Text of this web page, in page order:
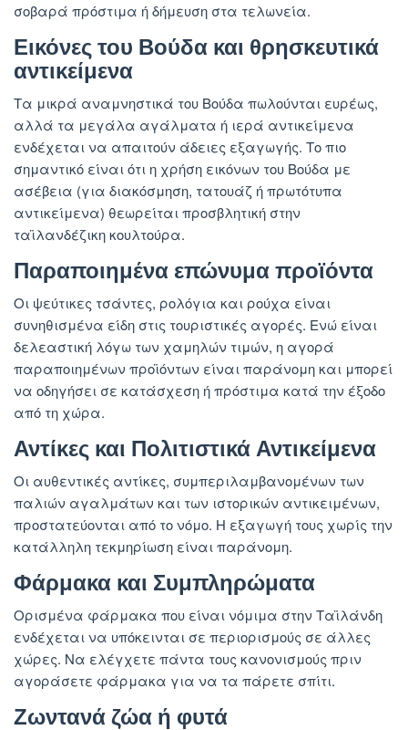
σοβαρά πρόστιμα ή δήμευση στα τελωνεία.
Εικόνες του Βούδα και θρησκευτικά
αντικείμενα
Τα μικρά αναμνηστικά του Βούδα πωλούνται ευρέως,
αλλά τα μεγάλα αγάλματα ή ιερά αντικείμενα
ενδέχεται να απαιτούν άδειες εξαγωγής. Το πιο
σημαντικό είναι ότι η χρήση εικόνων του Βούδα με
ασέβεια (για διακόσμηση, τατουάζ ή πρωτότυπα
αντικείμενα) θεωρείται προσβλητική στην
ταϊλανδέζικη κουλτούρα.
Παραποιημένα επώνυμα προϊόντα
Οι ψεύτικες τσάντες, ρολόγια και ρούχα είναι
συνηθισμένα είδη στις τουριστικές αγορές. Ενώ είναι
δελεαστική λόγω των χαμηλών τιμών, η αγορά
παραποιημένων προϊόντων είναι παράνομη και μπορεί
να οδηγήσει σε κατάσχεση ή πρόστιμα κατά την έξοδο
από τη χώρα.
Αντίκες και Πολιτιστικά Αντικείμενα
Οι αυθεντικές αντίκες, συμπεριλαμβανομένων των
παλιών αγαλμάτων και των ιστορικών αντικειμένων,
προστατεύονται από το νόμο. Η εξαγωγή τους χωρίς την
κατάλληλη τεκμηρίωση είναι παράνομη.
Φάρμακα και Συμπληρώματα
Ορισμένα φάρμακα που είναι νόμιμα στην Ταϊλάνδη
ενδέχεται να υπόκεινται σε περιορισμούς σε άλλες
χώρες. Να ελέγχετε πάντα τους κανονισμούς πριν
αγοράσετε φάρμακα για να τα πάρετε σπίτι.
Ζωντανά ζώα ή φυτά